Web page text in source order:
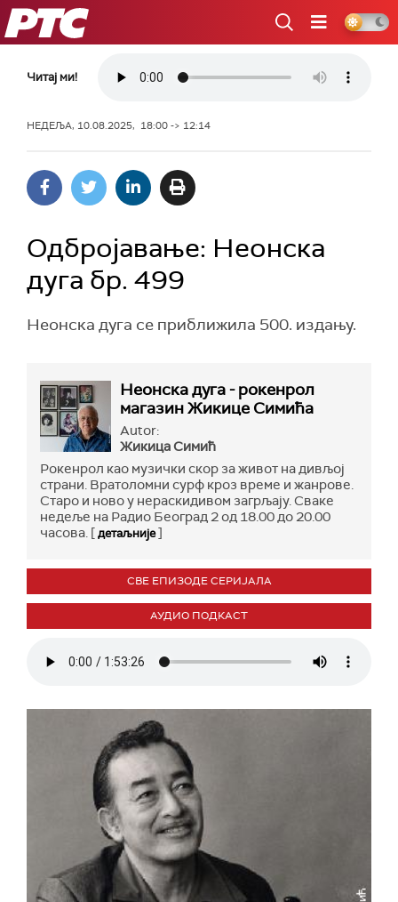
РТС
Читај ми!
НЕДЕЉА, 10.08.2025, 18:00 -> 12:14
Одбројавање: Неонска
дуга бр. 499
Неонска дуга се приближила 500. издању.
Неонска дуга - рокенрол
магазин Жикице Симића
Autor:
Жикица Симић
Рокенрол као музички скор за живот на дивљој
страни. Вратоломни сурф кроз време и жанрове.
Старо и ново у нераскидивом загрљају. Сваке
недеље на Радио Београд 2 од 18.00 до 20.00
часова. [детаљније]
СВЕ ЕПИЗОДЕ СЕРИЈАЛА
АУДИО ПОДКАСТ